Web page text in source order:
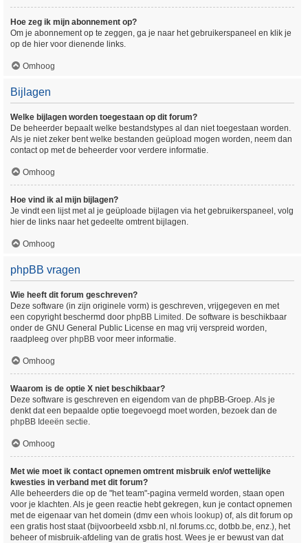
Hoe zeg ik mijn abonnement op?
Om je abonnement op te zeggen, ga je naar het gebruikerspaneel en klik je
op de hier voor dienende links.
Omhoog
Bijlagen
Welke bijlagen worden toegestaan op dit forum?
De beheerder bepaalt welke bestandstypes al dan niet toegestaan worden.
Als je niet zeker bent welke bestanden geüpload mogen worden, neem dan
contact op met de beheerder voor verdere informatie.
Omhoog
Hoe vind ik al mijn bijlagen?
Je vindt een lijst met al je geüploade bijlagen via het gebruikerspaneel, volg
hier de links naar het gedeelte omtrent bijlagen.
Omhoog
phpBB vragen
Wie heeft dit forum geschreven?
Deze software (in zijn originele vorm) is geschreven, vrijgegeven en met
een copyright beschermd door phpBB Limited . De software is beschikbaar
onder de GNU General Public License en mag vrij verspreid worden,
raadpleeg over phpBB voor meer informatie.
Omhoog
Waarom is de optie X niet beschikbaar?
Deze software is geschreven en eigendom van de phpBB-Groep. Als je
denkt dat een bepaalde optie toegevoegd moet worden, bezoek dan de
phpBB Ideeën sectie.
Omhoog
Met wie moet ik contact opnemen omtrent misbruik en/of wettelijke
kwesties in verband met dit forum?
Alle beheerders die op de "het team"-pagina vermeld worden, staan open
voor je klachten. Als je geen reactie hebt gekregen, kun je contact opnemen
met de eigenaar van het domein (dmv een whois lookup) of, als dit forum op
een gratis host staat (bijvoorbeeld xsbb.nl, nl.forums.cc, dotbb.be, enz.), het
beheer of misbruik-afdeling van de gratis host. Wees je er bewust van dat